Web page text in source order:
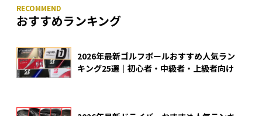
おすすめランキング
2026年最新ゴルフボールおすすめ人気ラン
キング25選｜初心者・中級者・上級者向け